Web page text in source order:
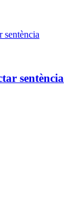
sentència